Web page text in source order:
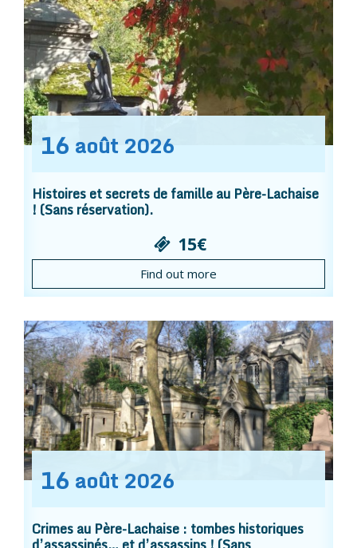
16 août 2026
Histoires et secrets de famille au Père-Lachaise
! (Sans réservation).
15€
Find out more
16 août 2026
Crimes au Père-Lachaise : tombes historiques